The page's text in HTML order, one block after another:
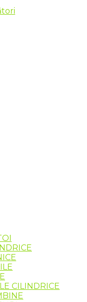
CILINDRICE